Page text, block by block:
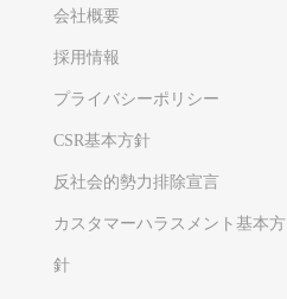
会社概要
採用情報
プライバシーポリシー
CSR基本方針
反社会的勢力排除宣言
カスタマーハラスメント基本方
針